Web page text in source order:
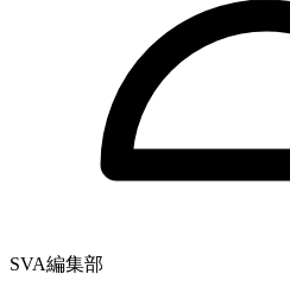
SVA編集部